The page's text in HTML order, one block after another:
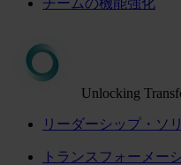
チームの機能強化
Unlocking
リーダーシップ・ソ
トランスフォーメー